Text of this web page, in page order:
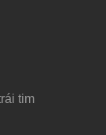
tim